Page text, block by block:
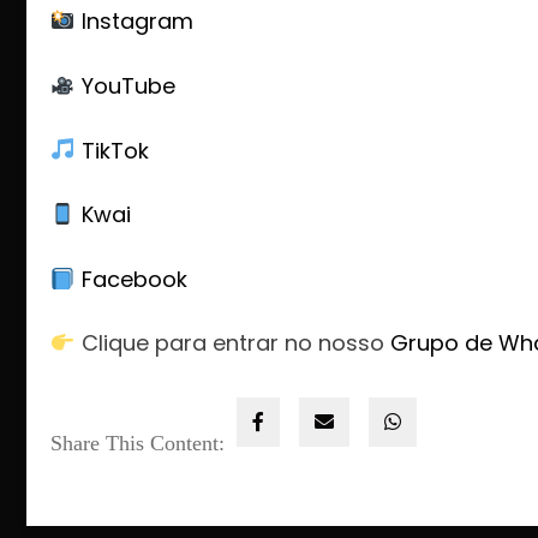
Instagram
YouTube
TikTok
Kwai
Facebook
Clique para entrar no nosso Grupo de
Share This Content: